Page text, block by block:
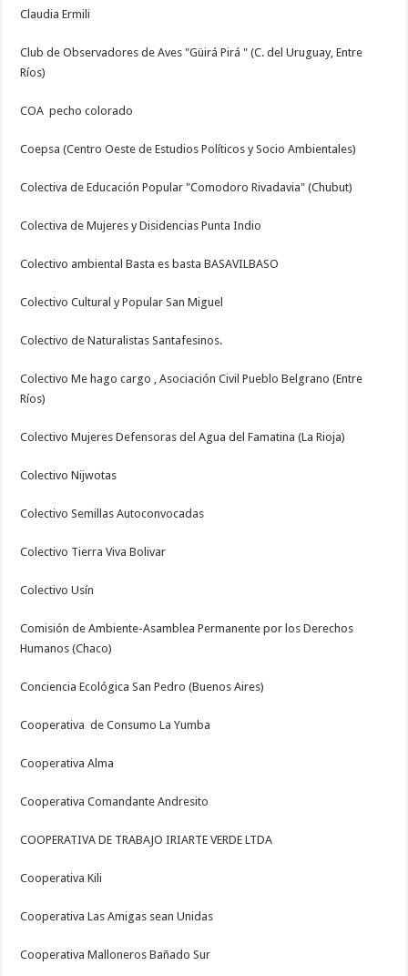
Claudia Ermili
Club de Observadores de Aves "Güirá Pirá " (C. del Uruguay, Entre
Ríos)
COA pecho colorado
Coepsa (Centro Oeste de Estudios Políticos y Socio Ambientales)
Colectiva de Educación Popular "Comodoro Rivadavia" (Chubut)
Colectiva de Mujeres y Disidencias Punta Indio
Colectivo ambiental Basta es basta BASAVILBASO
Colectivo Cultural y Popular San Miguel
Colectivo de Naturalistas Santafesinos.
Colectivo Me hago cargo , Asociación Civil Pueblo Belgrano (Entre
Ríos)
Colectivo Mujeres Defensoras del Agua del Famatina (La Rioja)
Colectivo Nijwotas
Colectivo Semillas Autoconvocadas
Colectivo Tierra Viva Bolivar
Colectivo Usín
Comisión de Ambiente-Asamblea Permanente por los Derechos
Humanos (Chaco)
Conciencia Ecológica San Pedro (Buenos Aires)
Cooperativa de Consumo La Yumba
Cooperativa Alma
Cooperativa Comandante Andresito
COOPERATIVA DE TRABAJO IRIARTE VERDE LTDA
Cooperativa Kili
Cooperativa Las Amigas sean Unidas
Cooperativa Malloneros Bañado Sur